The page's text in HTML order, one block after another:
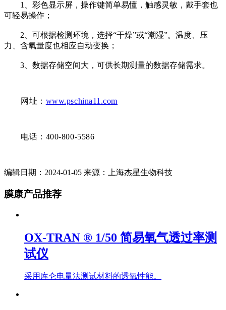
1、彩色显示屏，操作键简单易懂，触感灵敏，戴手套也
可轻易操作；
2、可根据检测环境，选择“干燥”或“潮湿”。温度、压
力、含氧量度也相应自动变换；
3、数据存储空间大，可供长期测量的数据存储需求。
网址： www.pschina11.com
电话：400-800-5586
编辑日期：2024-01-05 来源：上海杰星生物科技
膜康产品推荐
OX-TRAN ® 1/50 简易氧气透过率测
试仪
采用库仑电量法测试材料的透氧性能。